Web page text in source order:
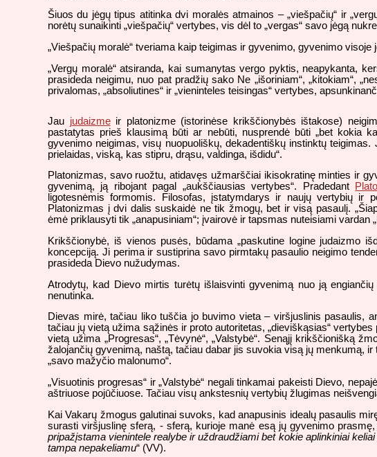
Šiuos du jėgų tipus atitinka dvi moralės atmainos – „viešpačių“ ir
norėtų sunaikinti „viešpačių“ vertybes, vis dėl to „vergas“ savo jėgą
„Viešpačių moralė“ tveriama kaip teigimas ir gyvenimo, gyvenimo visoje
„Vergų moralė“ atsiranda, kai sumanytas vergo pyktis, neapykanta,
prasideda neigimu, nuo pat pradžių sako Ne „išoriniam“, „kitokiam“,
privalomas, „absoliutines“ ir „vieninteles teisingas“ vertybes,
Jau judaizmeir platonizme (istorinėse krikščionybės ištakose)
pastatytas prieš klausimą būti ar nebūti, nusprendė būti „bet kokia
gyvenimo neigimas, visų nuopuoliškų, dekadentiškų instinktų
prielaidas, viską, kas stipru, drąsu, valdinga, išdidu“.
Platonizmas, savo ruožtu, atidavęs užmarščiai ikisokratinę minties ir
gyvenimą, ją ribojant pagal „aukščiausias vertybes“. Pradedant
ligotesnėmis formomis. Filosofas, įstatymdarys ir naujų vertybių ir
Platonizmas į dvi dalis suskaidė ne tik žmogų, bet ir visą pasaulį.
ėmė priklausyti tik „anapusiniam“; įvairovė ir tapsmas nuteisiami vardan
Krikščionybė, iš vienos pusės, būdama „paskutine logine judaizmo
koncepciją. Ji perima ir sustiprina savo pirmtakų pasaulio neigimo
prasideda Dievo nužudymas.
Atrodytų, kad Dievo mirtis turėtų išlaisvinti gyvenimą nuo ją
nenutinka.
Dievas mirė, tačiau liko tuščia jo buvimo vieta – viršjuslinis pasaulis,
tačiau jų vietą užima sąžinės ir proto autoritetas, „dieviškąsias“
vietą užima „Progresas“, „Tėvynė“, „Valstybė“. Senąjį krikščionišką
žalojančių gyvenimą, naštą, tačiau dabar jis suvokia visą jų menkumą, ir
„savo mažyčio malonumo“.
„Visuotinis progresas“ ir „Valstybė“ negali tinkamai pakeisti Dievo,
aštriuose pojūčiuose. Tačiau visų ankstesnių vertybių žlugimas
Kai Vakarų žmogus galutinai suvoks, kad anapusinis idealų pasaulis
surasti viršjuslinę sferą, - sferą, kurioje manė esą jų gyvenimo
pripažįstama vienintele realybe ir uždraudžiami bet kokie aplinkiniai
tampa nepakeliamu“ (VV).